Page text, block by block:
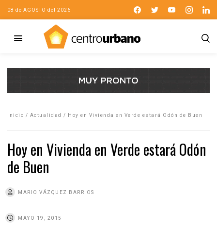
08 de AGOSTO del 2026
Inicio / Actualidad / Hoy en Vivienda en Verde estará Odón de Buen
Hoy en Vivienda en Verde estará Odón
de Buen
MARIO VÁZQUEZ BARRIOS
MAYO 19, 2015